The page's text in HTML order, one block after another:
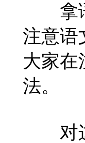
拿语
注意语
大家
法。
对这